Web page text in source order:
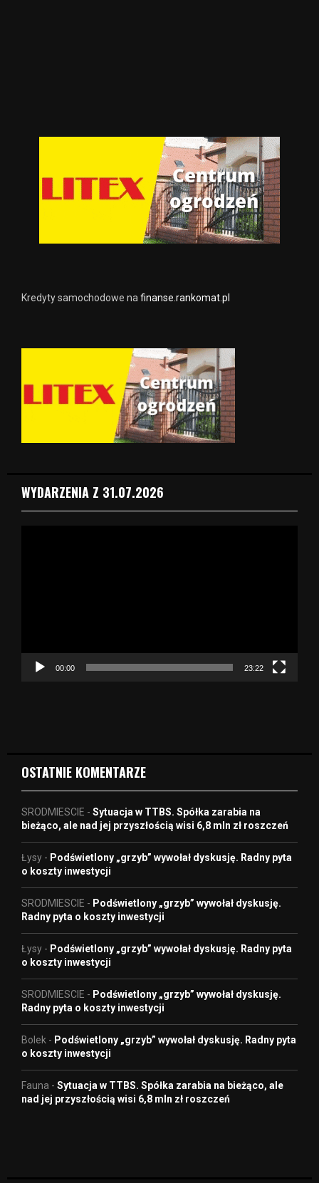
Kredyty samochodowe nafinanse.rankomat.pl
WYDARZENIA Z 31.07.2026
c
00:00 23:22
OSTATNIE KOMENTARZE
SRODMIESCIE - Sytuacja w TTBS. Spółka zarabia na
bieżąco, ale nad jej przyszłością wisi 6,8 mln zł roszczeń
Łysy - Podświetlony „grzyb” wywołał dyskusję. Radny pyta
o koszty inwestycji
SRODMIESCIE - Podświetlony „grzyb” wywołał dyskusję.
Radny pyta o koszty inwestycji
Łysy - Podświetlony „grzyb” wywołał dyskusję. Radny pyta
o koszty inwestycji
SRODMIESCIE - Podświetlony „grzyb” wywołał dyskusję.
Radny pyta o koszty inwestycji
Bolek - Podświetlony „grzyb” wywołał dyskusję. Radny pyta
o koszty inwestycji
Fauna - Sytuacja w TTBS. Spółka zarabia na bieżąco, ale
nad jej przyszłością wisi 6,8 mln zł roszczeń